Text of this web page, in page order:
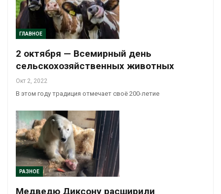
ГЛАВНОЕ
2 октября — Всемирный день
сельскохозяйственных животных
Окт 2, 2022
В этом году традиция отмечает своё 200-летие
РАЗНОЕ
Медведю Диксону расширили